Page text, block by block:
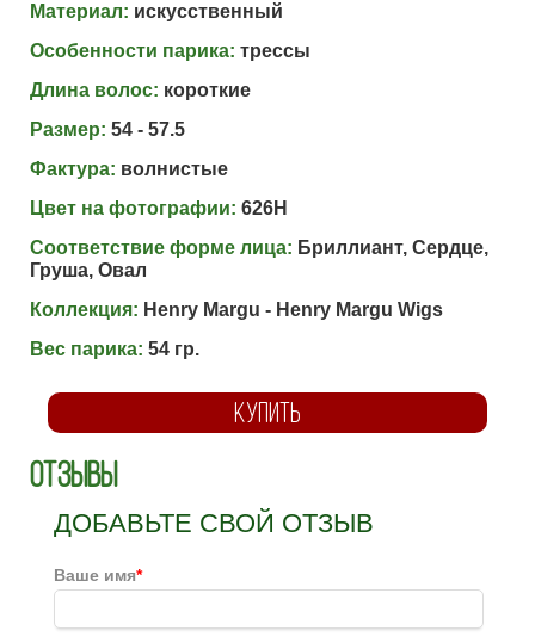
Материал: искусственный
Особенности парика: трессы
Длина волос: короткие
Размер: 54 - 57.5
Фактура: волнистые
Цвет на фотографии: 626H
Соответствие форме лица: Бриллиант, Сердце,
Груша, Овал
Коллекция: Henry Margu - Henry Margu Wigs
Вес парика: 54 гр.
КУПИТЬ
Отзывы
ДОБАВЬТЕ СВОЙ ОТЗЫВ
Ваше имя*